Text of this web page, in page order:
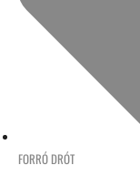
FORRÓ DRÓT